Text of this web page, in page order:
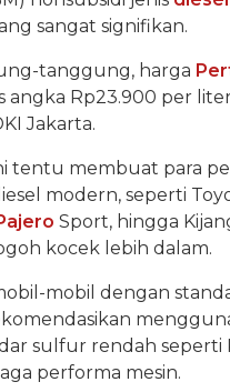
sangat signifikan.
tanggung, harga
angka Rp23.900 per
Jakarta.
tentu membuat para
modern, seperti
Sport, hingga
kocek lebih dalam.
mobil dengan
sulfur rendah seperti
performa mesin.